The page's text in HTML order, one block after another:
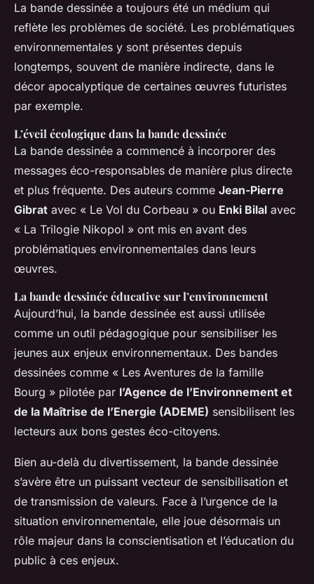
La bande dessinée a toujours été un médium qui
reflète les problèmes de société. Les problématiques
environnementales y sont présentes depuis
longtemps, souvent de manière indirecte, dans le
décor apocalyptique de certaines œuvres futuristes
par exemple.
L’éveil écologique dans la bande dessinée
La bande dessinée a commencé à incorporer des
messages éco-responsables de manière plus directe
et plus fréquente. Des auteurs comme Jean-Pierre
Gibrat avec « Le Vol du Corbeau » ou Enki Bilal avec
« La Trilogie Nikopol » ont mis en avant des
problématiques environnementales dans leurs
œuvres.
La bande dessinée éducative sur l’environnement
Aujourd’hui, la bande dessinée est aussi utilisée
comme un outil pédagogique pour sensibiliser les
jeunes aux enjeux environnementaux. Des bandes
dessinées comme « Les Aventures de la famille
Bourg » pilotée par l’Agence de l’Environnement et
de la Maîtrise de l’Energie (ADEME) sensibilisent les
lecteurs aux bons gestes éco-citoyens.
Bien au-delà du divertissement, la bande dessinée
s’avère être un puissant vecteur de sensibilisation et
de transmission de valeurs. Face à l’urgence de la
situation environnementale, elle joue désormais un
rôle majeur dans la conscientisation et l’éducation du
public à ces enjeux.